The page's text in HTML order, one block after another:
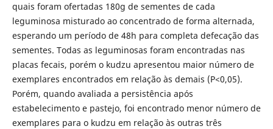
quais foram ofertadas 180g de sementes de cada
leguminosa misturado ao concentrado de forma alternada,
esperando um período de 48h para completa defecação das
sementes. Todas as leguminosas foram encontradas nas
placas fecais, porém o kudzu apresentou maior número de
exemplares encontrados em relação às demais (P<0,05).
Porém, quando avaliada a persistência após
estabelecimento e pastejo, foi encontrado menor número de
exemplares para o kudzu em relação às outras três